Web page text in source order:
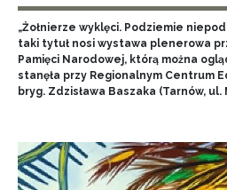
„Żołnierze wyklęci. Podziemie
taki tytuł nosi wystawa plenerowa
Pamięci Narodowej, którą można
stanęła przy Regionalnym Centrum
bryg. Zdzisława Baszaka (Tarnów, ul.